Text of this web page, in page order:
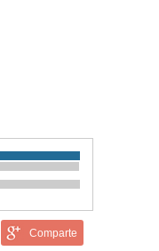
Comparte